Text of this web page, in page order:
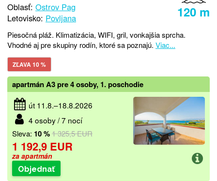
120 m
Oblasť: Ostrov Pag
Letovisko: Povljana
Piesočná pláž. Klimatizácia, WIFI, gril, vonkajšia sprcha.
Vhodné aj pre skupiny rodín, ktoré sa poznajú. Viac...
ZĽAVA 10 %
apartmán A3 pre 4 osoby, 1. poschodie
út 11.8.–18.8.2026
4 osoby / 7 nocí
Sleva: 10 %1 325,5 EUR
1 192,9 EUR
za apartmán
Objednať